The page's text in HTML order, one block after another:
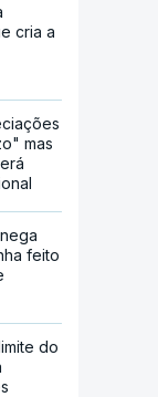
cria a
mas
feito
do